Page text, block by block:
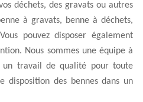
déchets, des gravats ou autres
à gravats, benne à déchets,
pouvez disposer également
Nous sommes une équipe à
un travail de qualité pour toute
disposition des bennes dans un